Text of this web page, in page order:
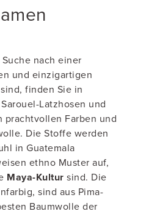
nach einer
und einzigartigen
sind, finden Sie in
Latzhosen und
prachtvollen Farben und
Die Stoffe werden
in Guatemala
ethno Muster auf,
Maya-Kultur sind. Die
sind aus Pima-
Baumwolle der